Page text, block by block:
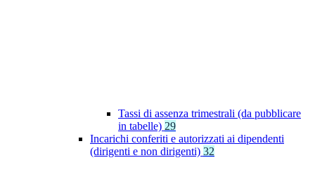
Tassi di assenza trimestrali (da pubblicare
in tabelle) 29
Incarichi conferiti e autorizzati ai dipendenti
(dirigenti e non dirigenti) 32